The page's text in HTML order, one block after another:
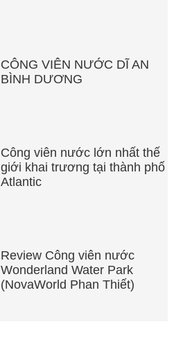
CÔNG VIÊN NƯỚC DĨ AN
BÌNH DƯƠNG
Công viên nước lớn nhất thế
giới khai trương tại thành phố
Atlantic
Review Công viên nước
Wonderland Water Park
(NovaWorld Phan Thiết)